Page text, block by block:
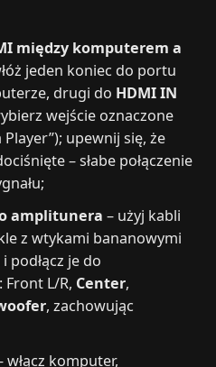
między komputerem a
jeden koniec do portu
drugi do HDMI IN
wejście oznaczone
Player”); upewnij się, że
– słabe połączenie
amplitunera – użyj kabli
z wtykami bananowymi
podłącz je do
Front L/R, Center,
, zachowując
włącz komputer,